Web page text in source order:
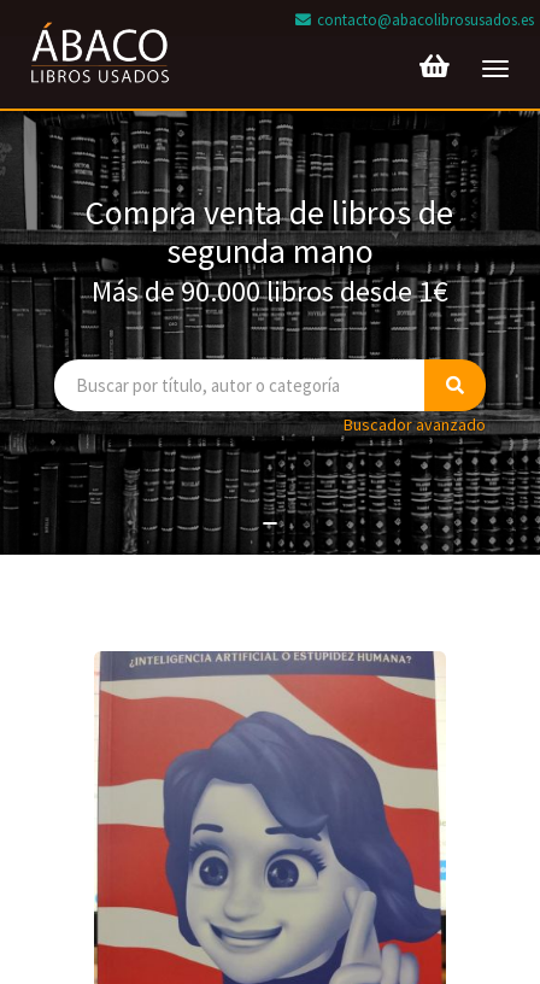
contacto@abacolibrosusados.es
Compra venta de libros de
segunda mano
Más de 90.000 libros desde 1€
Buscador avanzado